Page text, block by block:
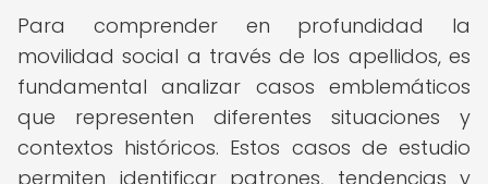
Para comprender en profundidad la
movilidad social a través de los apellidos, es
fundamental analizar casos emblemáticos
que representen diferentes situaciones y
contextos históricos. Estos casos de estudio
permiten identificar patrones, tendencias y